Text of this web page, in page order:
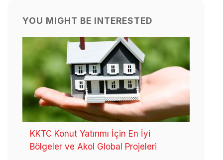
YOU MIGHT BE INTERESTED
KKTC Konut Yatırımı İçin En İyi
Bölgeler ve Akol Global Projeleri